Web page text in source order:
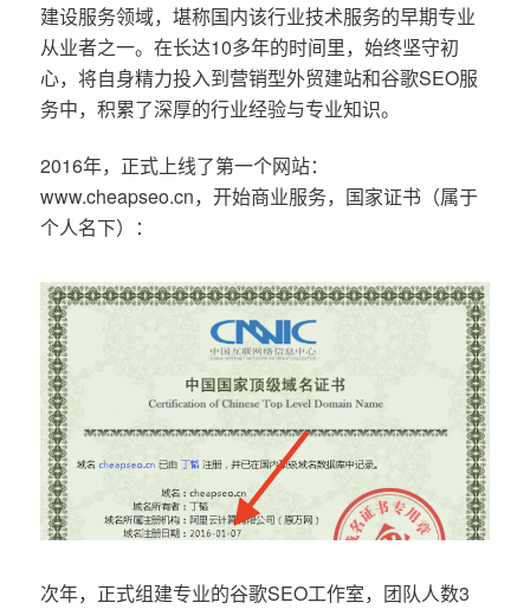
建设服务领域，堪称国内该行业技术服务的早期专业
从业者之一。在长达10多年的时间里，始终坚守初
心，将自身精力投入到营销型外贸建站和谷歌SEO服
务中，积累了深厚的行业经验与专业知识。
2016年，正式上线了第一个网站：
www.cheapseo.cn，开始商业服务，国家证书（属于
个人名下）：
次年，正式组建专业的谷歌SEO工作室，团队人数3